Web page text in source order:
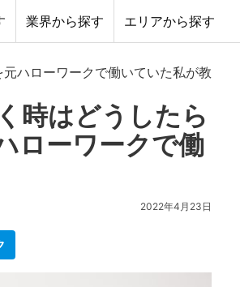
業界から探す エリアから探す
ハローワークで働いていた私が教えま
時はどうしたら
ローワークで働
2022年4月23日